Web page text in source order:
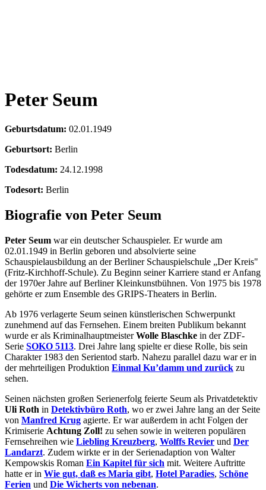
Peter Seum
Geburtsdatum: 02.01.1949
Geburtsort: Berlin
Todesdatum: 24.12.1998
Todesort: Berlin
Biografie von Peter Seum
Peter Seum war ein deutscher Schauspieler. Er wurde am
02.01.1949 in Berlin geboren und absolvierte seine
Schauspielausbildung an der Berliner Schauspielschule „Der Kreis"
(Fritz-Kirchhoff-Schule). Zu Beginn seiner Karriere stand er Anfang
der 1970er Jahre auf Berliner Kleinkunstbühnen. Von 1975 bis 1978
gehörte er zum Ensemble des GRIPS-Theaters in Berlin.
Ab 1976 verlagerte Seum seinen künstlerischen Schwerpunkt
zunehmend auf das Fernsehen. Einem breiten Publikum bekannt
wurde er als KriminalhauptmeisterWolle Blaschke in der ZDF-
Serie SOKO 5113. Drei Jahre lang spielte er diese Rolle, bis sein
Charakter 1983 den Serientod starb. Nahezu parallel dazu war er in
der mehrteiligen Produktion Einmal Ku’damm und zurück zu
sehen.
Seinen nächsten großen Serienerfolg feierte Seum als Privatdetektiv
Uli Roth in Detektivbüro Roth, wo er zwei Jahre lang an der Seite
von Manfred Krug agierte. Er war außerdem in acht Folgen der
Krimiserie Achtung Zoll! zu sehen sowie in weiteren populären
Fernsehreihen wie Liebling Kreuzberg, Wolffs Revier und Der
Landarzt. Zudem wirkte er in der Serienadaption von Walter
Kempowskis Roman Ein Kapitel für sich mit. Weitere Auftritte
hatte er in Wie gut, daß es Maria gibt, Hotel Paradies, Schöne
Ferien und Die Wicherts von nebenan.